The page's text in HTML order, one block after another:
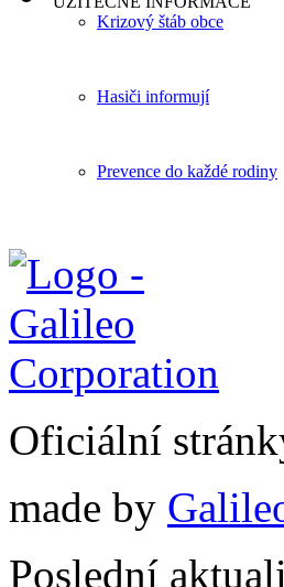
Krizový štáb obce
Hasiči informují
Prevence do každé rodiny
Oficiální
made by
Poslední